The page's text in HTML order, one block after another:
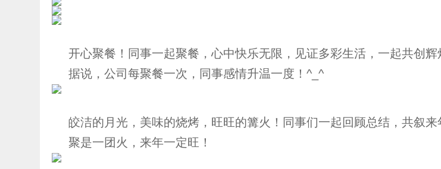
开心聚餐！同事一起聚餐，心中快乐无限，见证多彩生活，一起共创辉
据说，公司每聚餐一次，同事感情升温一度！^_^
皎洁的月光，美味的烧烤，旺旺的篝火！同事们一起回顾总结，共叙来
聚是一团火，来年一定旺！